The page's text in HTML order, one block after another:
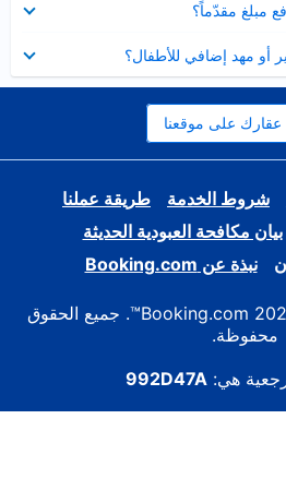
مبلغ مقدّماً؟
مهد إضافي للأطفال؟
على موقعنا
شروط الخدمة
طريقة عملنا
بيان مكافحة العبودية الحديثة
نبذة عن Booking.com
حقوق النشر © 1996–2026 Booking.com™. جميع الحقوق
محفوظة.
هي:992D47A